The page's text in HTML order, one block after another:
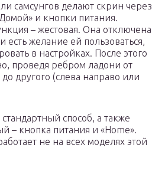
самсунгов делают скрин через
и кнопки питания.
– жестовая. Она отключена
есть желание ей пользоваться,
в настройках. После этого
проведя ребром ладони от
другого (слева направо или
стандартный способ, а также
– кнопка питания и «Home».
не на всех моделях этой